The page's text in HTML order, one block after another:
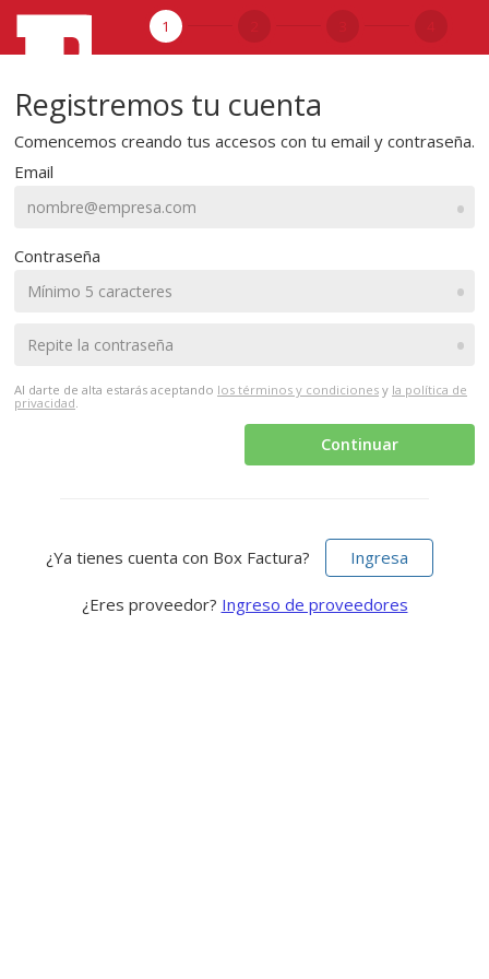
Registremos tu cuenta
Comencemos creando tus accesos con tu email y contraseña.
Email
•
Contraseña
•
•
Al darte de alta estarás aceptando los términos y condiciones y la política de
privacidad.
Continuar
¿Ya tienes cuenta con Box Factura? Ingresa
¿Eres proveedor? Ingreso de proveedores
1